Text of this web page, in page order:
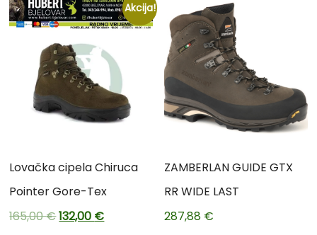
Akcija!
Lovačka cipela Chiruca
Pointer Gore-Tex
165,00€132,00 €
ZAMBERLAN GUIDE GTX
RR WIDE LAST
287,88 €